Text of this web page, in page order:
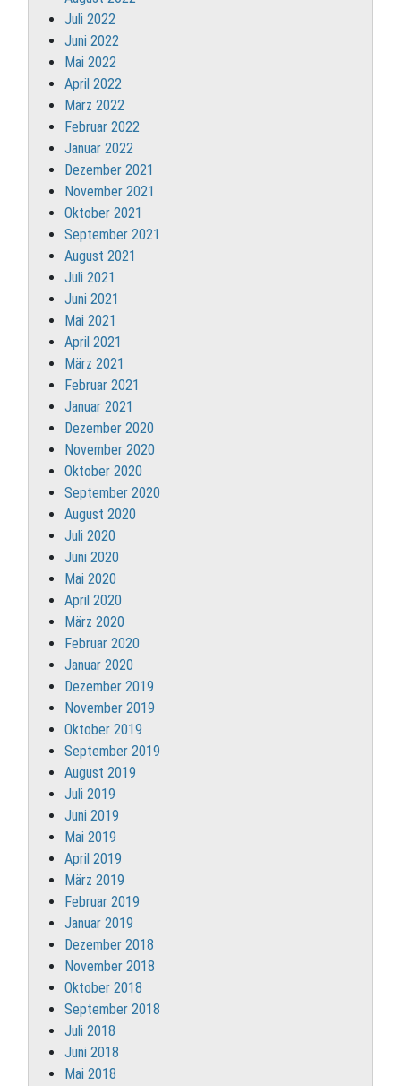
Juli 2022
Juni 2022
Mai 2022
April 2022
März 2022
Februar 2022
Januar 2022
Dezember 2021
November 2021
Oktober 2021
September 2021
August 2021
Juli 2021
Juni 2021
Mai 2021
April 2021
März 2021
Februar 2021
Januar 2021
Dezember 2020
November 2020
Oktober 2020
September 2020
August 2020
Juli 2020
Juni 2020
Mai 2020
April 2020
März 2020
Februar 2020
Januar 2020
Dezember 2019
November 2019
Oktober 2019
September 2019
August 2019
Juli 2019
Juni 2019
Mai 2019
April 2019
März 2019
Februar 2019
Januar 2019
Dezember 2018
November 2018
Oktober 2018
September 2018
Juli 2018
Juni 2018
Mai 2018